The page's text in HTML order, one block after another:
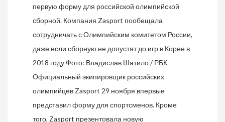
первую форму для российской олимпийской
сборной. Компания Zasport пообещала
сотрудничать с Олимпийским комитетом России,
даже если сборную не допустят до игр в Корее в
2018 году Фото: Владислав Шатило / РБК
Официальный экипировщик российских
олимпийцев Zasport 29 ноября впервые
представил форму для спортсменов. Кроме
того, Zasport презентовала новую